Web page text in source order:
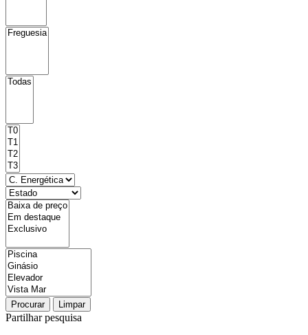
Procurar Limpar
Partilhar pesquisa